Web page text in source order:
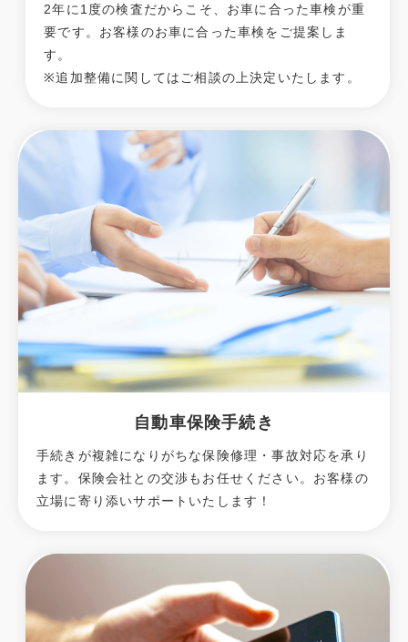
2年に1度の検査だからこそ、お車に合った車検が重
要です。お客様のお車に合った車検をご提案しま
す。
※追加整備に関してはご相談の上決定いたします。
自動車保険手続き
手続きが複雑になりがちな保険修理・事故対応を承り
ます。保険会社との交渉もお任せください。お客様の
立場に寄り添いサポートいたします！